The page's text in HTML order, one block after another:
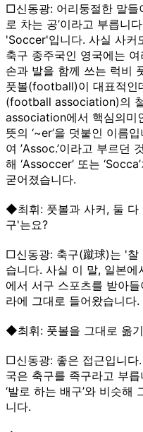
□신동광: 어리둥절한 말들
로 차는 공’이라고 부릅니
'Soccer'입니다. 사실 사커
축구 종주국인 영국에는
손과 발을 함께 쓰는 럭비
풋볼(football)이 대표적인
(football association)의
association에서 핵심의미
뜻의 ‘~er’을 덧붙인 이름
여 ’Assoc.’이라고 부르던
해 ‘Assoccer’ 또는
굳어졌습니다.
◆최휘: 풋볼과 사커, 둘 다
구'는요?
□신동광: 축구(蹴球)는 '찰
습니다. 사실 이 말, 일본
에서 서구 스포츠를 받아
라에 그대로 들어왔습니다.
◆최휘: 풋볼을 그대로 옮
□신동광: 좋은 접근입니
국은 축구를 족구라고 부
‘발로 하는 배구’와 비슷
니다.